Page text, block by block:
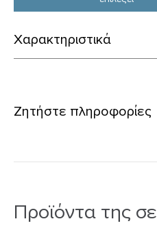
Χαρακτηριστικά
Σύσταση:48%PP, 33%PES,
Ζητήστε πληροφορίες
Προϊόντα της